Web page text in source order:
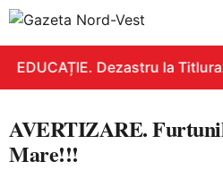
EDUCAȚIE. Dezastru la
AVERTIZARE.
Mare!!!